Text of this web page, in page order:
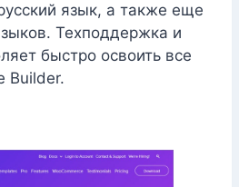
язык, а также еще
Техподдержка и
быстро освоить все
Builder.